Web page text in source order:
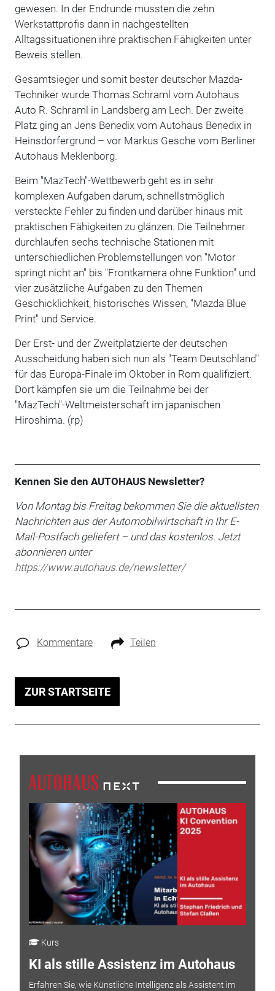
gewesen. In der Endrunde mussten die zehn
Werkstattprofis dann in nachgestellten
Alltagssituationen ihre praktischen Fähigkeiten unter
Beweis stellen.
Gesamtsieger und somit bester deutscher Mazda-
Techniker wurde Thomas Schraml vom Autohaus
Auto R. Schraml in Landsberg am Lech. Der zweite
Platz ging an Jens Benedix vom Autohaus Benedix in
Heinsdorfergrund – vor Markus Gesche vom Berliner
Autohaus Meklenborg.
Beim "MazTech"-Wettbewerb geht es in sehr
komplexen Aufgaben darum, schnellstmöglich
versteckte Fehler zu finden und darüber hinaus mit
praktischen Fähigkeiten zu glänzen. Die Teilnehmer
durchlaufen sechs technische Stationen mit
unterschiedlichen Problemstellungen von "Motor
springt nicht an" bis "Frontkamera ohne Funktion" und
vier zusätzliche Aufgaben zu den Themen
Geschicklichkeit, historisches Wissen, "Mazda Blue
Print" und Service.
Der Erst- und der Zweitplatzierte der deutschen
Ausscheidung haben sich nun als "Team Deutschland"
für das Europa-Finale im Oktober in Rom qualifiziert.
Dort kämpfen sie um die Teilnahme bei der
"MazTech"-Weltmeisterschaft im japanischen
Hiroshima. (rp)
Kennen Sie den AUTOHAUS Newsletter?
Von Montag bis Freitag bekommen Sie die aktuellsten
Nachrichten aus der Automobilwirtschaft in Ihr E-
Mail-Postfach geliefert – und das kostenlos. Jetzt
abonnieren unter
https://www.autohaus.de/newsletter/
Kommentare Teilen
ZUR STARTSEITE
Kurs
KI als stille Assistenz im Autohaus
Erfahren Sie, wie Künstliche Intelligenz als Assistent im